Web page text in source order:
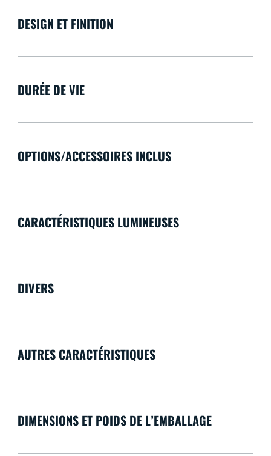
DESIGN ET FINITION
DURÉE DE VIE
OPTIONS/ACCESSOIRES INCLUS
CARACTÉRISTIQUES LUMINEUSES
DIVERS
AUTRES CARACTÉRISTIQUES
DIMENSIONS ET POIDS DE L’EMBALLAGE